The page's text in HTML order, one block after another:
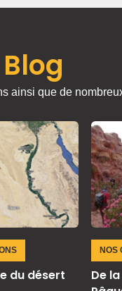
Blog
ainsi que de
du désert
NOS
De